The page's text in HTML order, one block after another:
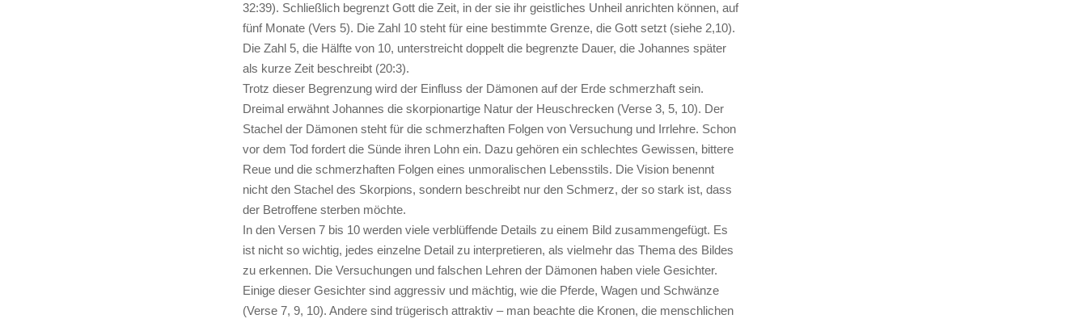
32:39). Schließlich begrenzt Gott die Zeit, in der sie ihr geistliches Unheil anrichten können, auf
fünf Monate (Vers 5). Die Zahl 10 steht für eine bestimmte Grenze, die Gott setzt (siehe 2,10).
Die Zahl 5, die Hälfte von 10, unterstreicht doppelt die begrenzte Dauer, die Johannes später
als kurze Zeit beschreibt (20:3).
Trotz dieser Begrenzung wird der Einfluss der Dämonen auf der Erde schmerzhaft sein.
Dreimal erwähnt Johannes die skorpionartige Natur der Heuschrecken (Verse 3, 5, 10). Der
Stachel der Dämonen steht für die schmerzhaften Folgen von Versuchung und Irrlehre. Schon
vor dem Tod fordert die Sünde ihren Lohn ein. Dazu gehören ein schlechtes Gewissen, bittere
Reue und die schmerzhaften Folgen eines unmoralischen Lebensstils. Die Vision benennt
nicht den Stachel des Skorpions, sondern beschreibt nur den Schmerz, der so stark ist, dass
der Betroffene sterben möchte.
In den Versen 7 bis 10 werden viele verblüffende Details zu einem Bild zusammengefügt. Es
ist nicht so wichtig, jedes einzelne Detail zu interpretieren, als vielmehr das Thema des Bildes
zu erkennen. Die Versuchungen und falschen Lehren der Dämonen haben viele Gesichter.
Einige dieser Gesichter sind aggressiv und mächtig, wie die Pferde, Wagen und Schwänze
(Verse 7, 9, 10). Andere sind trügerisch attraktiv – man beachte die Kronen, die menschlichen